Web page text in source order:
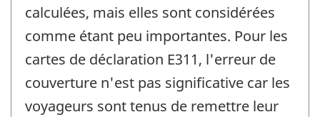
calculées, mais elles sont considérées
comme étant peu importantes. Pour les
cartes de déclaration E311, l'erreur de
couverture n'est pas significative car les
voyageurs sont tenus de remettre leur